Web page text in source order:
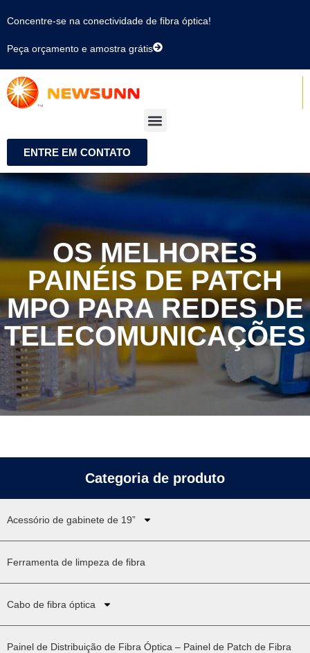
Concentre-se na conectividade de fibra óptica!
Peça orçamento e amostra grátis
ENTRE EM CONTATO
OS MELHORES
PAINÉIS DE PATCH
MPO PARA REDES DE
TELECOMUNICAÇÕES
Categoria de produto
Acessório de gabinete de 19”
Ferramenta de limpeza de fibra
Cabo de fibra óptica
Painel de Distribuição de Fibra Óptica – Painel de Patch de Fibra